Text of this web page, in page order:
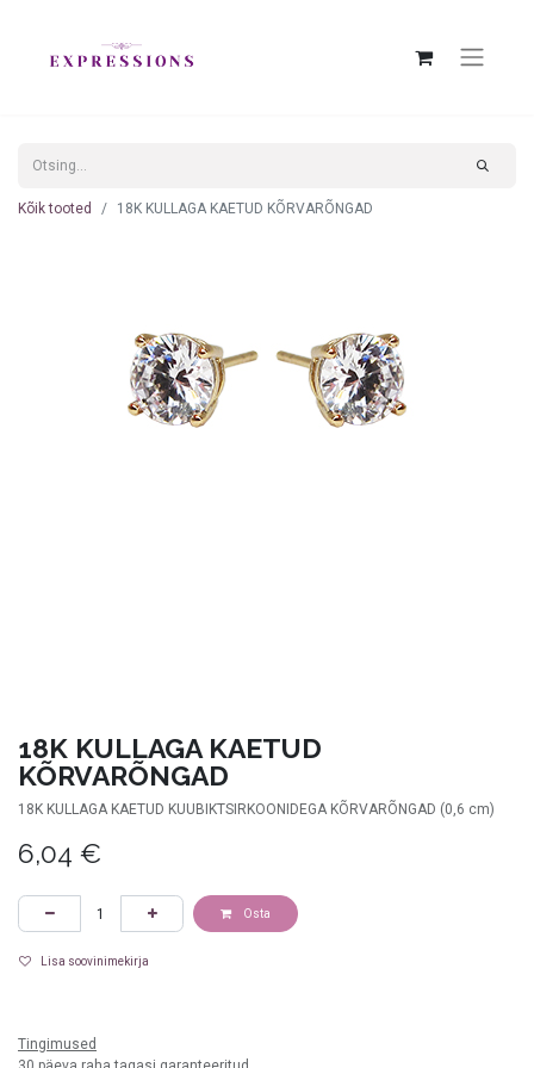
Kõik tooted 18K KULLAGA KAETUD KÕRVARÕNGAD
18K KULLAGA KAETUD
KÕRVARÕNGAD
18K KULLAGA KAETUD KUUBIKTSIRKOONIDEGA KÕRVARÕNGAD (0,6 cm)
6,04 €
Osta
Lisa soovinimekirja
Tingimused